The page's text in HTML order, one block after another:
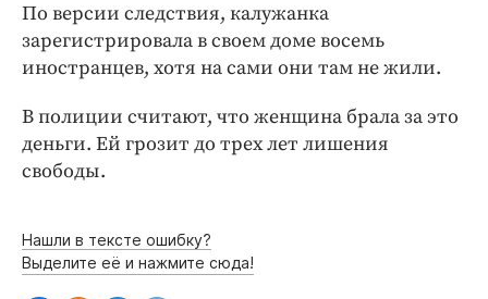
По версии следствия, калужанка
зарегистрировала в своем доме восемь
иностранцев, хотя на сами они там не жили.
В полиции считают, что женщина брала за это
деньги. Ей грозит до трех лет лишения
свободы.
Нашли в тексте ошибку?
Выделите её и нажмите сюда!